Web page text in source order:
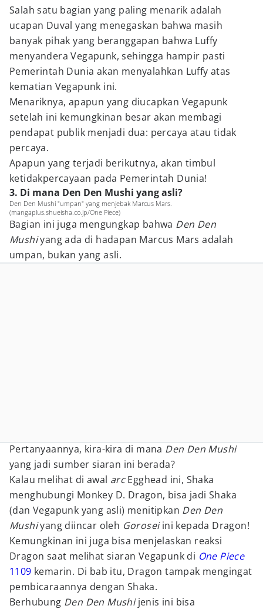
Salah satu bagian yang paling menarik adalah
ucapan Duval yang menegaskan bahwa masih
banyak pihak yang beranggapan bahwa Luffy
menyandera Vegapunk, sehingga hampir pasti
Pemerintah Dunia akan menyalahkan Luffy atas
kematian Vegapunk ini.
Menariknya, apapun yang diucapkan Vegapunk
setelah ini kemungkinan besar akan membagi
pendapat publik menjadi dua: percaya atau tidak
percaya.
Apapun yang terjadi berikutnya, akan timbul
ketidakpercayaan pada Pemerintah Dunia!
3. Di mana Den Den Mushi yang asli?
Den Den Mushi "umpan" yang menjebak Marcus Mars.
(mangaplus.shueisha.co.jp/One Piece)
Bagian ini juga mengungkap bahwa Den Den
Mushiyang ada di hadapan Marcus Mars adalah
umpan, bukan yang asli.
Pertanyaannya, kira-kira di mana Den Den Mushi
yang jadi sumber siaran ini berada?
Kalau melihat di awal arcEgghead ini, Shaka
menghubungi Monkey D. Dragon, bisa jadi Shaka
(dan Vegapunk yang asli) menitipkan Den Den
Mushiyang diincar oleh Goroseiini kepada Dragon!
Kemungkinan ini juga bisa menjelaskan reaksi
Dragon saat melihat siaran Vegapunk di One Piece
1109 kemarin. Di bab itu, Dragon tampak mengingat
pembicaraannya dengan Shaka.
Berhubung Den Den Mushijenis ini bisa